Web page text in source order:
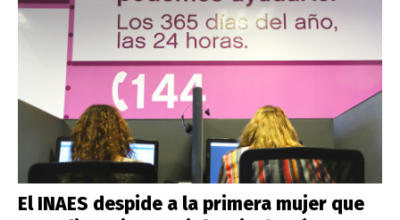
El INAES despide a la primera mujer que